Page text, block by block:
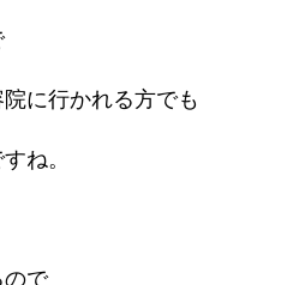
に行かれる方でも
ね。
ので